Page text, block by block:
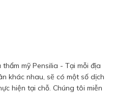
mỹ Pensilia - Tại mỗi địa
khác nhau, sẽ có một số dịch
hiện tại chỗ. Chúng tôi miễn